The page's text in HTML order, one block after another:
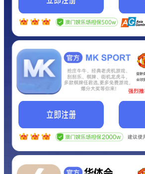
Hey
我们即将上
我们的网站正在
它将是非常棒的